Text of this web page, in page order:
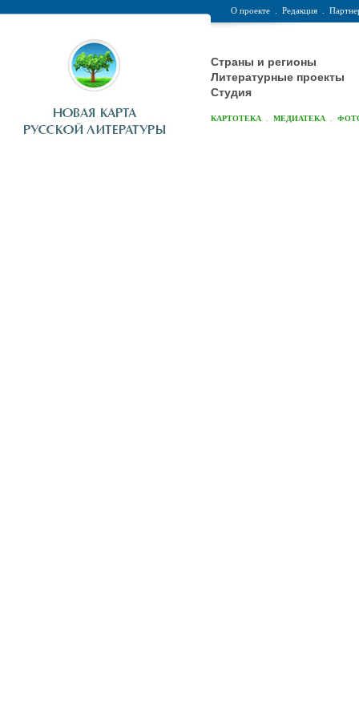
О проекте Редакция
Страны и регионы
Литературные проекты
Студия
КАРТОТЕКА МЕДИАТЕКА